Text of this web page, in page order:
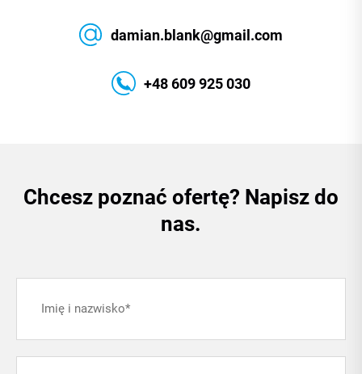
damian.blank@gmail.com
+48 609 925 030
Chcesz poznać ofertę? Napisz do
nas.